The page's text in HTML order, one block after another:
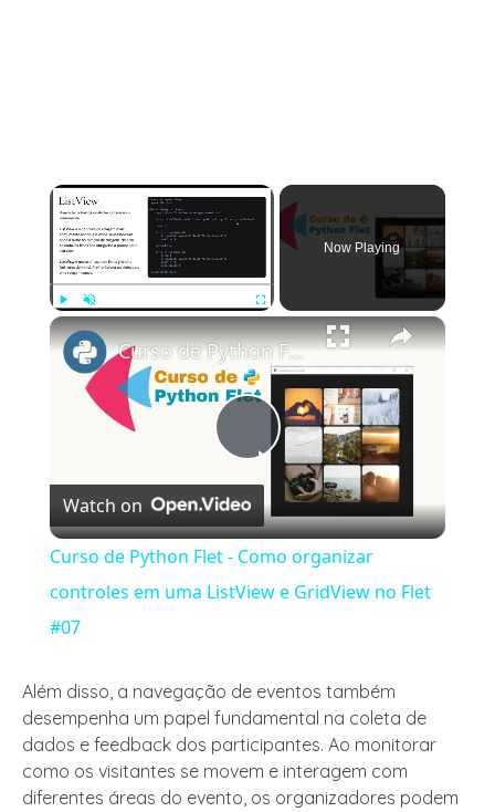
×
Now Playing
×
Play
Video
Curso de Python Flet - Como organizar controles em uma ListView e GridView no Flet #07
Watch on
Curso de Python Flet - Como organizar
controles em uma ListView e GridView no Flet
#07
Além disso, a navegação de eventos também
desempenha um papel fundamental na coleta de
dados e feedback dos participantes. Ao monitorar
como os visitantes se movem e interagem com
diferentes áreas do evento, os organizadores podem